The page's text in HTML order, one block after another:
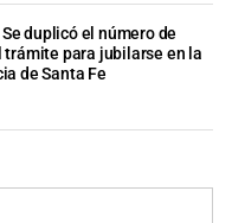
Se duplicó el número de
para jubilarse en la
de Santa Fe